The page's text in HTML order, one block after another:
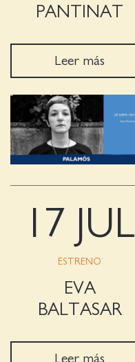
PANTINAT
Leer más
17 JUL
ESTRENO
EVA
BALTASAR
Leer más